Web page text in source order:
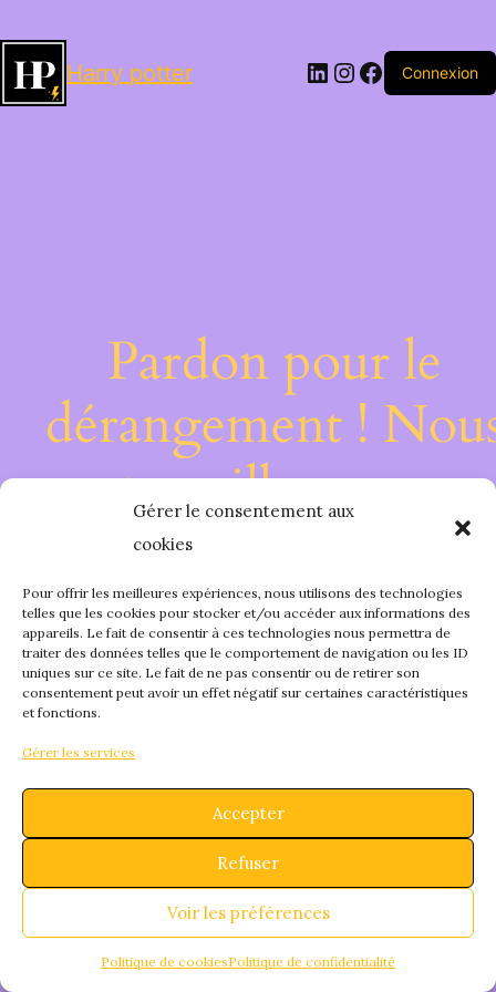
Gérer le consentement aux
cookies
Pour offrir les meilleures expériences, nous utilisons des technologies
telles que les cookies pour stocker et/ou accéder aux informations des
appareils. Le fait de consentir à ces technologies nous permettra de
traiter des données telles que le comportement de navigation ou les ID
uniques sur ce site. Le fait de ne pas consentir ou de retirer son
consentement peut avoir un effet négatif sur certaines caractéristiques
et fonctions.
Gérer les services
Accepter
Refuser
Voir les préférences
Politique de cookiesPolitique de confidentialité
Harry potter LinkedIn
Instagram
Facebook
Connexion
Pardon pour le
dérangement !
travaillons sur
quelque chose de
fantastique –
bientôt !